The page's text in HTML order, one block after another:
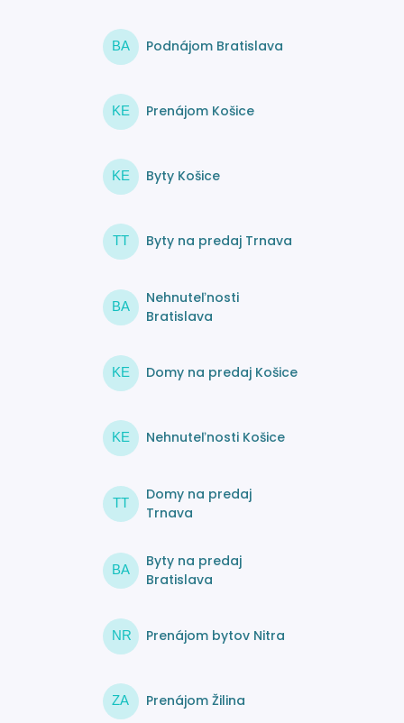
BA Podnájom Bratislava
KE Prenájom Košice
KE Byty Košice
TT Byty na predaj Trnava
BA
Nehnuteľnosti
Bratislava
KE Domy na predaj Košice
KE Nehnuteľnosti Košice
TT
Domy na predaj
Trnava
BA
Byty na predaj
Bratislava
NR Prenájom bytov Nitra
ZA Prenájom Žilina